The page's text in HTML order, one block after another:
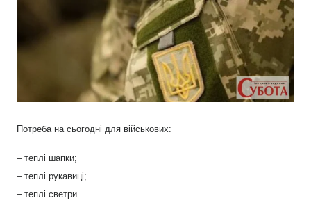
Потреба на сьогодні для військових:
– теплі шапки;
– теплі рукавиці;
– теплі светри.